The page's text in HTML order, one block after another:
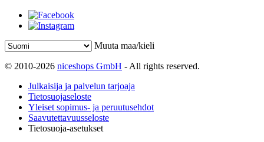
Muuta maa/kieli
© 2010-2026 niceshops GmbH - All rights reserved.
Julkaisija ja palvelun tarjoaja
Tietosuojaseloste
Yleiset sopimus- ja peruutusehdot
Saavutettavuusseloste
Tietosuoja-asetukset